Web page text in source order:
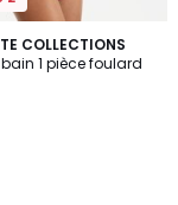
COLLECTIONS
1 pièce foulard